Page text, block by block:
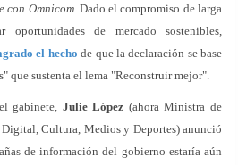
con Omnicom. Dado el compromiso de larga
de mercado sostenibles,
el hecho de que la declaración se base
que sustenta el lema "Reconstruir mejor".
gabinete, Julie López (ahora Ministra de
Digital, Cultura, Medios y Deportes) anunció
de información del gobierno estaría aún